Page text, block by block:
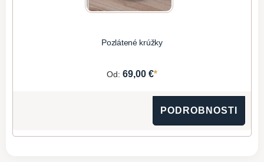
Pozlátené krúžky
Od: 69,00 €*
PODROBNOSTI